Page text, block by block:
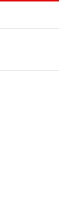
contenu